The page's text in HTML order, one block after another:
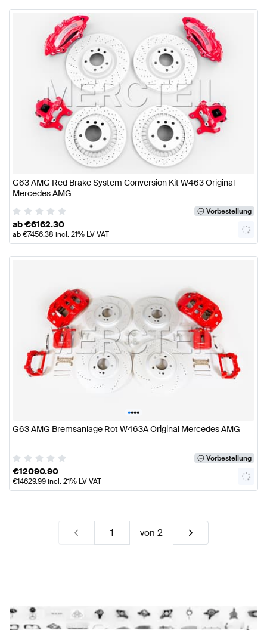
G63 AMG Red Brake System Conversion Kit W463 Original
Mercedes AMG
Vorbestellung
ab€6162.30
ab€7456.38 incl. 21% LV VAT
••••
G63 AMG Bremsanlage Rot W463A Original Mercedes AMG
Vorbestellung
€12090.90
€14629.99incl. 21% LV VAT
von 2